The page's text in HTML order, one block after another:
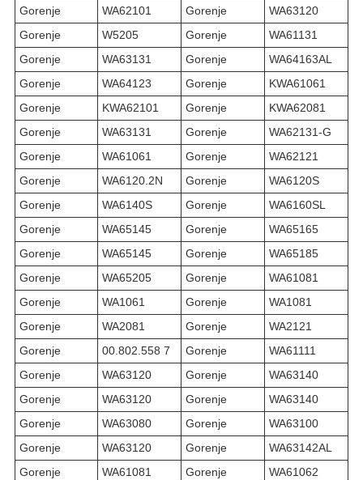
Gorenje
WA62101 Gorenje
WA63120
Gorenje
W5205 Gorenje
WA61131
Gorenje
WA63131 Gorenje
WA64163AL
Gorenje
WA64123 Gorenje
KWA61061
Gorenje
KWA62101 Gorenje
KWA62081
Gorenje
WA63131 Gorenje
WA62131-G
Gorenje
WA61061 Gorenje
WA62121
Gorenje
WA6120.2N Gorenje
WA6120S
Gorenje
WA6140S Gorenje
WA6160SL
Gorenje
WA65145 Gorenje
WA65165
Gorenje
WA65145 Gorenje
WA65185
Gorenje
WA65205 Gorenje
WA61081
Gorenje
WA1061 Gorenje
WA1081
Gorenje
WA2081 Gorenje
WA2121
Gorenje
00.802.558 7 Gorenje
WA61111
Gorenje
WA63120 Gorenje
WA63140
Gorenje
WA63120 Gorenje
WA63140
Gorenje
WA63080 Gorenje
WA63100
Gorenje
WA63120 Gorenje
WA63142AL
Gorenje
WA61081 Gorenje
WA61062